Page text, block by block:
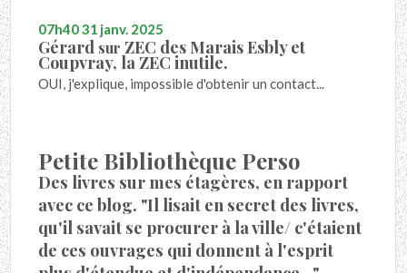
07h4031 janv. 2025
Gérard sur ZEC des Marais Esbly et
Coupvray, la ZEC inutile.
OUI, j'explique, impossible d'obtenir un contact...
Petite Bibliothèque Perso
Des livres sur mes étagères, en rapport
avec ce blog. "Il lisait en secret des livres,
qu'il savait se procurer à la ville/ c'étaient
de ces ouvrages qui donnent à l'esprit